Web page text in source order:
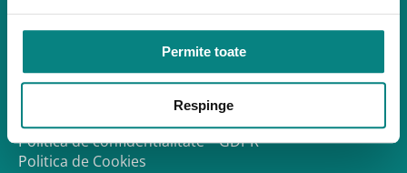
Permite toate
Respinge
Oxigenoterapia
Paturi de spital si saltele
Despre noi
Politica de confidentialitate – GDPR
Politica de Cookies